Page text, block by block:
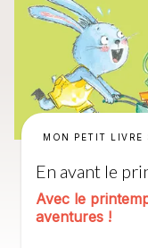
MON PETIT LIVRE
En avant le
Avec le
aventures !